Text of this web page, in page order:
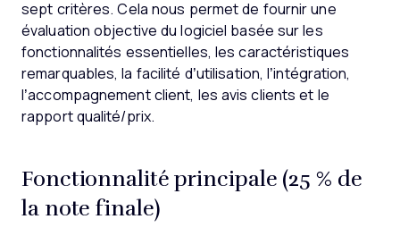
sept critères. Cela nous permet de fournir une
évaluation objective du logiciel basée sur les
fonctionnalités essentielles, les caractéristiques
remarquables, la facilité d’utilisation, l’intégration,
l’accompagnement client, les avis clients et le
rapport qualité/prix.
Fonctionnalité principale (25 % de
la note finale)